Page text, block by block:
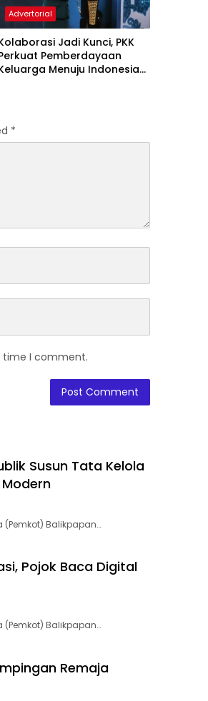
Advertorial
Jadi Kunci, PKK
Pemberdayaan
Menuju Indonesia
*
time I comment.
Susun Tata Kelola
(Pemkot) Balikpapan…
Pojok Baca Digital
(Pemkot) Balikpapan…
Remaja